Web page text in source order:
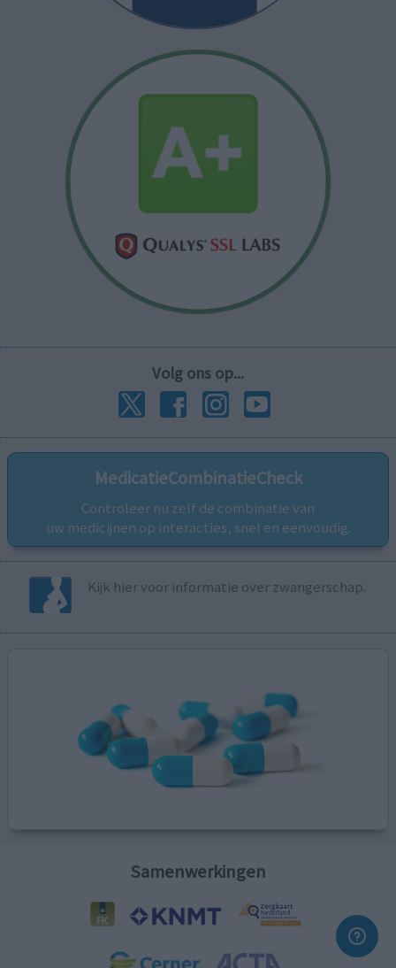
Volg ons op...
MedicatieCombinatieCheck
Controleer nu zelf de combinatie van
uw medicijnen op interacties, snel en eenvoudig.
Kijk hier voor informatie over zwangerschap.
Samenwerkingen